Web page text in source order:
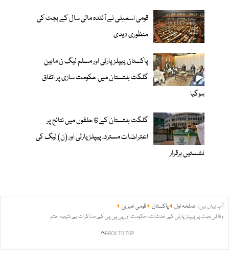
قومی اسمبلی نے آئندہ مالی سال کے بجٹ کی
منظوری دیدی
پاکستان پیپلزپارٹی اور مسلم لیگ ن مابین
گلگت بلتستان میں حکومت سازی پر اتفاق
ہوگیا
گلگت بلتستان کے 6 حلقوں میں نتائج پر
اعتراضات مسترد، پیپلزپارٹی اور (ن) لیگ کی
نشستیں برقرار
آپ یہاں ہیں: صفحہ اول پاکستان
قومی خبریں
وفاقی بجٹ پر پیپلز پارٹی کے خدشات، حکومت اور پی پی پی کے مذاکرات بے نتیجہ ختم
BACK TO TOP